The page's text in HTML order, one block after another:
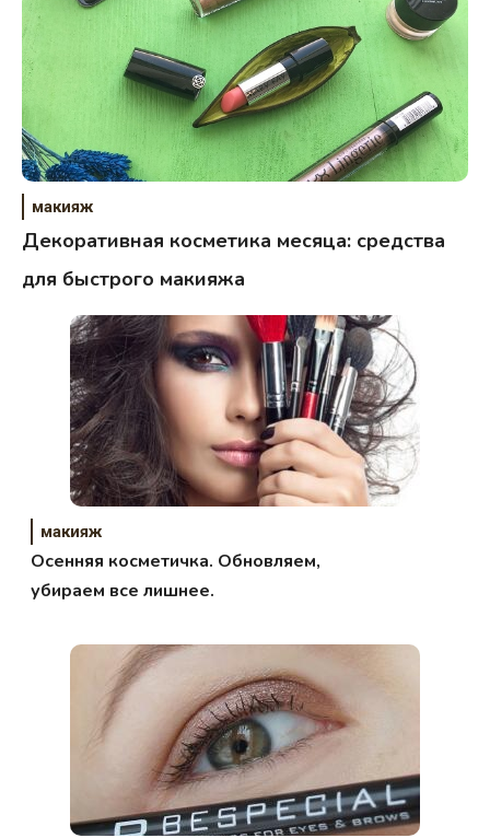
макияж
Декоративная косметика месяца: средства
для быстрого макияжа
макияж
Осенняя косметичка. Обновляем,
убираем все лишнее.